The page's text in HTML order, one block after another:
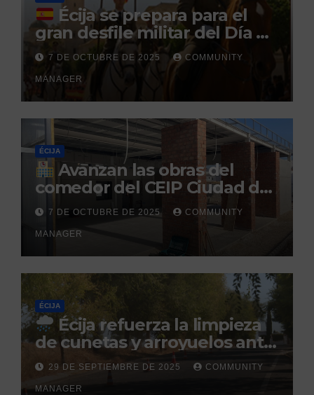
Écija se prepara para el
gran desfile militar del Día de
la Hispanidad organizado por
el Centro Militar de Cría
Caballar
7 DE OCTUBRE DE 2025 COMMUNITY
MANAGER
ÉCIJA
Avanzan las obras del
comedor del CEIP Ciudad del
Sol: su finalización está
prevista para finales de 2025
7 DE OCTUBRE DE 2025 COMMUNITY
MANAGER
ÉCIJA
Écija refuerza la limpieza
de cunetas y arroyuelos ante
la llegada de las lluvias
otoñales
29 DE SEPTIEMBRE DE 2025 COMMUNITY
MANAGER